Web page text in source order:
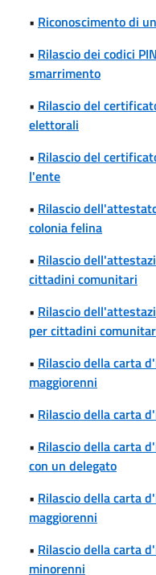
• Riconoscimento di
• Rilascio dei codici
smarrimento
• Rilascio del
elettorali
• Rilascio del
l'ente
• Rilascio
colonia felina
• Rilascio
cittadini comunitari
• Rilascio
per cittadini
• Rilascio della carta
maggiorenni
• Rilascio della carta
• Rilascio della carta
con un delegato
• Rilascio della carta
maggiorenni
• Rilascio della carta
minorenni